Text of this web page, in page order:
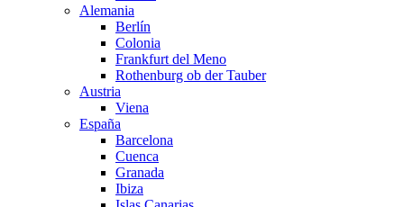
Alemania
Berlín
Colonia
Frankfurt del Meno
Rothenburg ob der Tauber
Austria
Viena
España
Barcelona
Cuenca
Granada
Ibiza